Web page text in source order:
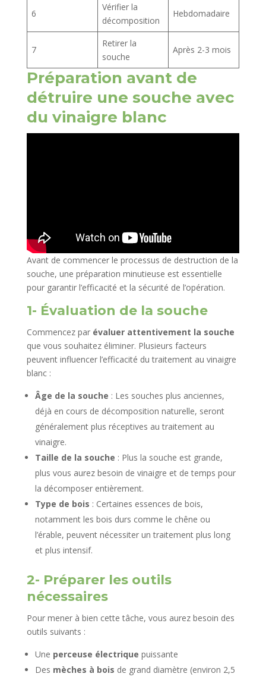
6
Vérifier la
décomposition
Hebdomadaire
7
Retirer la
souche
Après 2-3 mois
Préparation avant de
détruire une souche avec
du vinaigre blanc
Avant de commencer le processus de destruction de la
souche, une préparation minutieuse est essentielle
pour garantir l’efficacité et la sécurité de l’opération.
1- Évaluation de la souche
Commencez par évaluer attentivement la souche
que vous souhaitez éliminer. Plusieurs facteurs
peuvent influencer l’efficacité du traitement au vinaigre
blanc :
Âge de la souche : Les souches plus anciennes,
déjà en cours de décomposition naturelle, seront
généralement plus réceptives au traitement au
vinaigre.
Taille de la souche : Plus la souche est grande,
plus vous aurez besoin de vinaigre et de temps pour
la décomposer entièrement.
Type de bois : Certaines essences de bois,
notamment les bois durs comme le chêne ou
l’érable, peuvent nécessiter un traitement plus long
et plus intensif.
2- Préparer les outils
nécessaires
Pour mener à bien cette tâche, vous aurez besoin des
outils suivants :
Une perceuse électrique puissante
Des mèches à bois de grand diamètre (environ 2,5